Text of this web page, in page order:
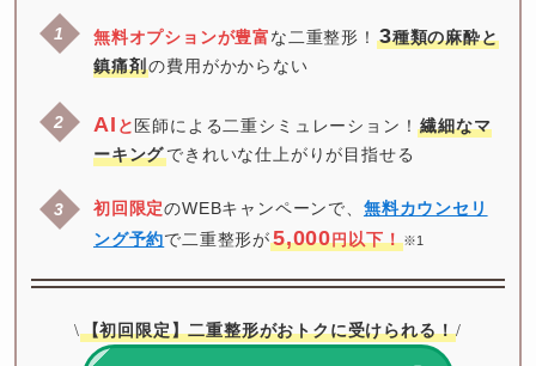
無料オプションが豊富な二重整形！ 3種類の麻酔と
鎮痛剤の費用がかからない
AI と 医師による二重シミュレーション！繊細なマ
ーキングできれいな仕上がりが目指せる
初回限定のWEBキャンペーンで、 無料カウンセリ
ング予約で二重整形が5,000円以下！ ※1
\【初回限定】二重整形がおトクに受けられる！/